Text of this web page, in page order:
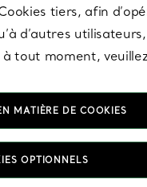
tiers, afin
d’autres
tout moment,
MATIÈRE DE COOKIES
OPTIONNELS